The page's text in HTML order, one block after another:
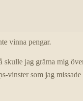
vinna pengar.
skulle jag gräma mig
vinster som jag